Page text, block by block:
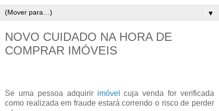
▼
NOVO CUIDADO NA HORA DE
COMPRAR IMÓVEIS
Se uma pessoa adquirir imóvel
cuja venda for verificada
como realizada em fraude estará correndo o risco de perder